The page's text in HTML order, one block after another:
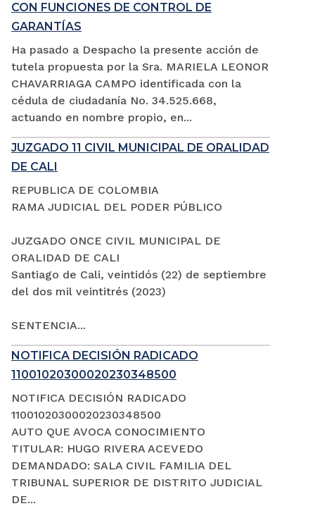
CON FUNCIONES DE CONTROL DE
GARANTÍAS
Ha pasado a Despacho la presente acción de
tutela propuesta por la Sra. MARIELA LEONOR
CHAVARRIAGA CAMPO identificada con la
cédula de ciudadanía No. 34.525.668,
actuando en nombre propio, en...
JUZGADO 11 CIVIL MUNICIPAL DE ORALIDAD
DE CALI
REPUBLICA DE COLOMBIA
RAMA JUDICIAL DEL PODER PÚBLICO
JUZGADO ONCE CIVIL MUNICIPAL DE
ORALIDAD DE CALI
Santiago de Cali, veintidós (22) de septiembre
del dos mil veintitrés (2023)
SENTENCIA...
NOTIFICA DECISIÓN RADICADO
11001020300020230348500
NOTIFICA DECISIÓN RADICADO
11001020300020230348500
AUTO QUE AVOCA CONOCIMIENTO
TITULAR: HUGO RIVERA ACEVEDO
DEMANDADO: SALA CIVIL FAMILIA DEL
TRIBUNAL SUPERIOR DE DISTRITO JUDICIAL
DE...